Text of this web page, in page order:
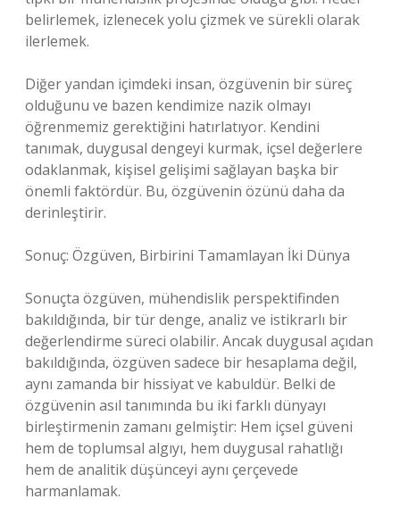
belirlemek, izlenecek yolu çizmek ve sürekli olarak
ilerlemek.
Diğer yandan içimdeki insan, özgüvenin bir süreç
olduğunu ve bazen kendimize nazik olmayı
öğrenmemiz gerektiğini hatırlatıyor. Kendini
tanımak, duygusal dengeyi kurmak, içsel değerlere
odaklanmak, kişisel gelişimi sağlayan başka bir
önemli faktördür. Bu, özgüvenin özünü daha da
derinleştirir.
Sonuç: Özgüven, Birbirini Tamamlayan İki Dünya
Sonuçta özgüven, mühendislik perspektifinden
bakıldığında, bir tür denge, analiz ve istikrarlı bir
değerlendirme süreci olabilir. Ancak duygusal açıdan
bakıldığında, özgüven sadece bir hesaplama değil,
aynı zamanda bir hissiyat ve kabuldür. Belki de
özgüvenin asıl tanımında bu iki farklı dünyayı
birleştirmenin zamanı gelmiştir: Hem içsel güveni
hem de toplumsal algıyı, hem duygusal rahatlığı
hem de analitik düşünceyi aynı çerçevede
harmanlamak.